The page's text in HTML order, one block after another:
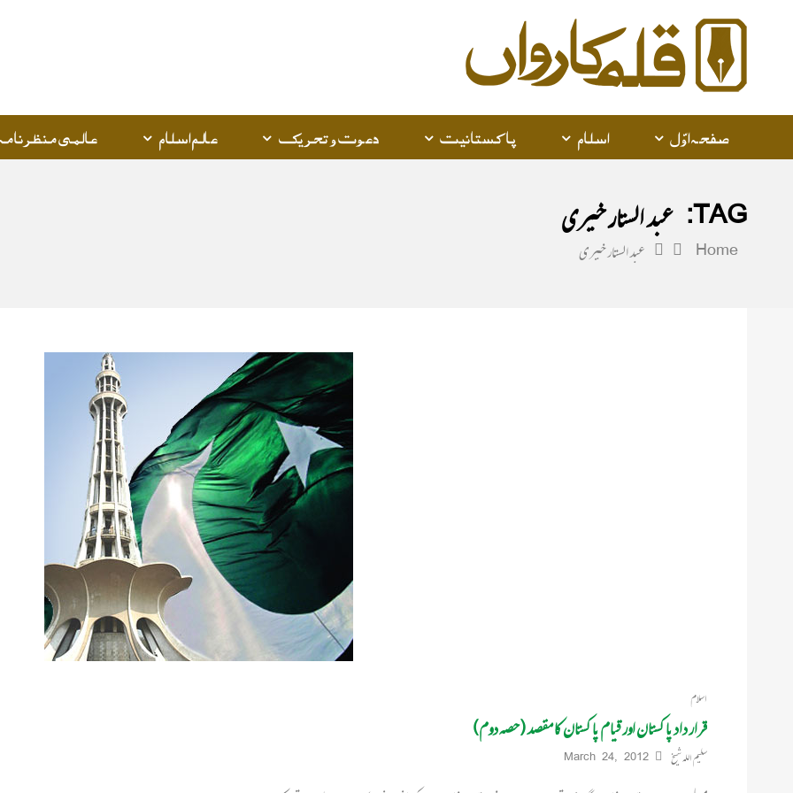
Karwan
صفحہ اوّل اسلام پاکستانیت دعوت و تحریک عالم اسلام عالمی
TAG: عبد الستار خیری
Home عبد الستار خیری
اسلام
قرار داد پاکستان اور قیام پاکستان کا مقصد (حصہ دوم)
سلیم اللہ شیخ March 24, 2012